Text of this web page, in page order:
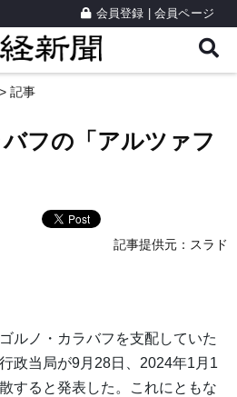
会員登録 会員ページ
> 記事
フの「アルツァフ
記事提供元： スラド
ルノ・カラバフを支配していた
政当局が9月28日、2024年1月1
すると発表した。これにともな